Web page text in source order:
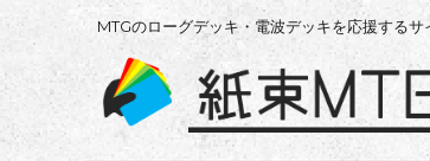
MTGのローグデッキ・電波デッキを応援するサ